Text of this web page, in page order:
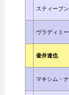
スティーブ
ヴラディミ
壷井達也
マキシム・